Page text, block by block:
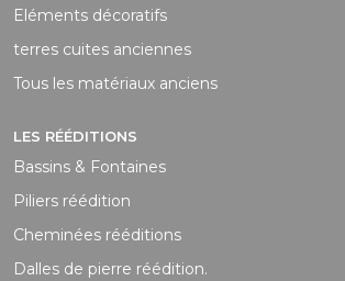
Eléments décoratifs
terres cuites anciennes
Tous les matériaux anciens
LES RÉÉDITIONS
Bassins & Fontaines
Piliers réédition
Cheminées rééditions
Dalles de pierre réédition.